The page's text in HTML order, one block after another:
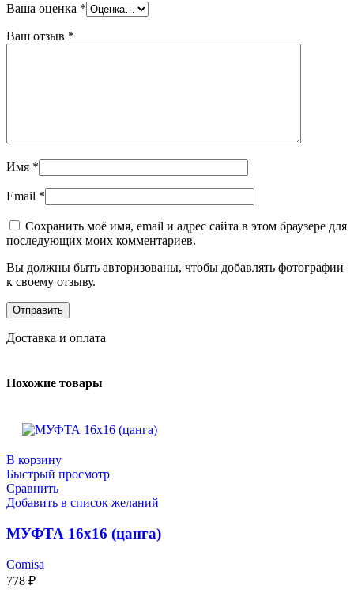
Ваша оценка *
Ваш отзыв *
Имя *
Email *
Сохранить моё имя, email и адрес сайта в этом браузере для
последующих моих комментариев.
Вы должны быть авторизованы, чтобы добавлять фотографии
к своему отзыву.
Доставка и оплата
Похожие товары
В корзину
Быстрый просмотр
Сравнить
Добавить в список желаний
МУФТА 16х16 (цанга)
Comisa
778 ₽